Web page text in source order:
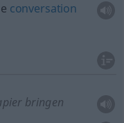
conversation
bringen